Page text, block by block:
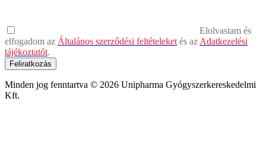
Elolvastam és
elfogadom az Általános szerződési feltételeket és az Adatkezelési
tájékoztatót.
Feliratkozás
Minden jog fenntartva © 2026 Unipharma Gyógyszerkereskedelmi
Kft.